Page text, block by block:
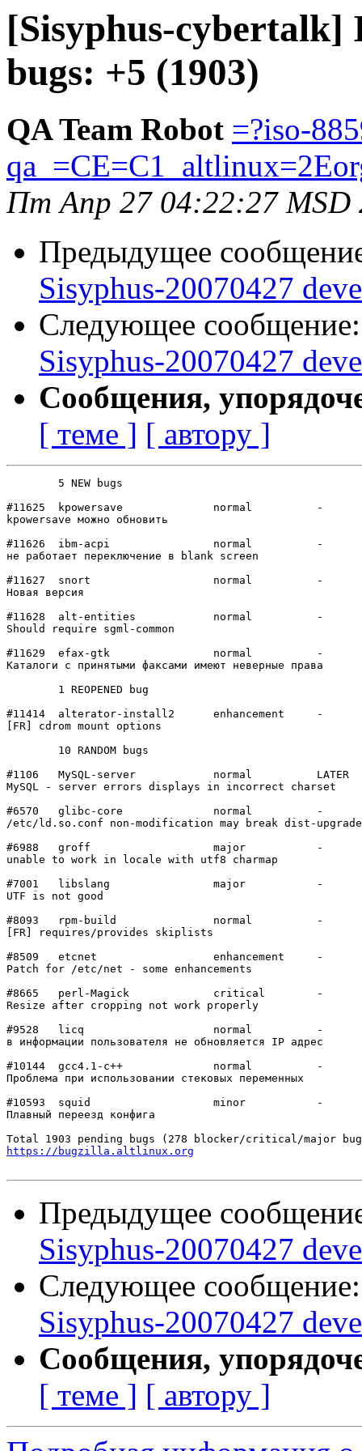
[Sisyphus-cybertalk]
bugs: +5 (1903)
QA Team Robot =?iso-
Пт Апр 27 04:22:27 MSD
Предыдущее
Sisyphus-20070427
Следующее
Sisyphus-20070427
Сообщения,
[ теме ] [ автору ]
#11625	kpowersave      	normal  	-
kpowersave можно обновить
#11626	ibm-acpi        	normal  	-
не работает переключение в blank screen
#11627	snort           	normal  	-
Новая версия
#11628	alt-entities    	normal  	-
Should require sgml-common
#11629	efax-gtk        	normal  	-
Каталоги с принятыми факсами имеют неверные права
#11414	alterator-install2	enhancement	-
[FR] cdrom mount options
#1106	MySQL-server    	normal  	LATER
MySQL - server errors displays in incorrect charset
#6570	glibc-core      	normal  	-
/etc/ld.so.conf non-modification may break dist-upgrade
#6988	groff           	major   	-
unable to work in locale with utf8 charmap
#7001	libslang        	major   	-
UTF is not good
#8093	rpm-build       	normal  	-
[FR] requires/provides skiplists
#8509	etcnet          	enhancement	-
Patch for /etc/net - some enhancements
#8665	perl-Magick     	critical	-
Resize after cropping not work properly
#9528	licq            	normal  	-
в информации пользователя не обновляется IP адрес
#10144	gcc4.1-c++      	normal  	-
Проблема при использовании стековых переменных
#10593	squid           	minor   	-
Плавный переезд конфига
https://bugzilla.altlinux.org
Предыдущее
Sisyphus-20070427
Следующее
Sisyphus-20070427
Сообщения,
[ теме ] [ автору ]